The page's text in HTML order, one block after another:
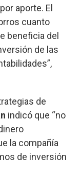
aporte. El
cuanto
beneficia del
de las
de
indicó que “no
la compañía
de inversión